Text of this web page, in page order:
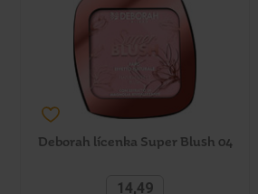
Deborah lícenka Super Blush 04
14,49